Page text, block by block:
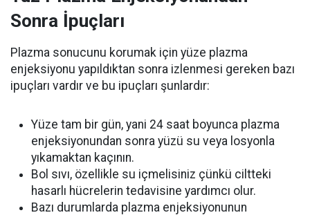
Sonra İpuçları
Plazma sonucunu korumak için yüze plazma
enjeksiyonu yapıldıktan sonra izlenmesi gereken bazı
ipuçları vardır ve bu ipuçları şunlardır:
Yüze tam bir gün, yani 24 saat boyunca plazma
enjeksiyonundan sonra yüzü su veya losyonla
yıkamaktan kaçının.
Bol sıvı, özellikle su içmelisiniz çünkü ciltteki
hasarlı hücrelerin tedavisine yardımcı olur.
Bazı durumlarda plazma enjeksiyonunun